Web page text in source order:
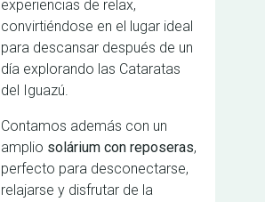
experiencias de relax,
convirtiéndose en el lugar ideal
para descansar después de un
día explorando las Cataratas
del Iguazú.
Contamos además con un
amplio solárium con reposeras,
perfecto para desconectarse,
relajarse y disfrutar de la